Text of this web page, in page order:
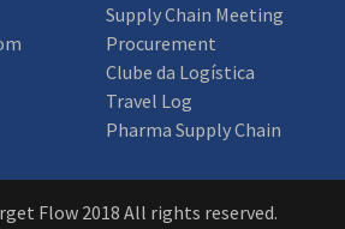
Supply Chain Meeting
Procurement
Clube da Logística
Travel Log
Pharma Supply Chain
Flow 2018 All rights reserved.